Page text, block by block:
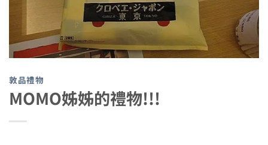
敦品禮物
MOMO姊姊的禮物!!!